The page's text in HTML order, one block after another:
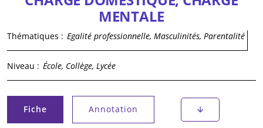
MENTALE
Thématiques : Egalité professionnelle, Masculinités, Parentalité
Niveau : École, Collège, Lycée
Onglets principaux
Fiche
(onglet actif) Annotation